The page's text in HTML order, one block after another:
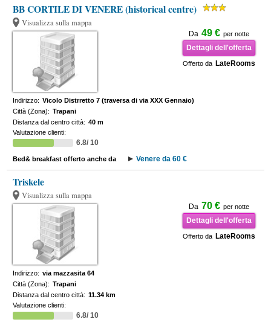
BB CORTILE DI VENERE (historical centre)
Visualizza sulla mappa
Da 49 € per notte
Dettagli dell'offerta
Offerto da LateRooms
Indirizzo: Vicolo Distrretto 7 (traversa di via XXX Gennaio)
Città (Zona): Trapani
Distanza dal centro città: 40 m
Valutazione clienti:
6.8/ 10
Bed& breakfast offerto anche da Venere da 60 €
Triskele
Visualizza sulla mappa
Da 70 € per notte
Dettagli dell'offerta
Offerto da LateRooms
Indirizzo: via mazzasita 64
Città (Zona): Trapani
Distanza dal centro città: 11.34 km
Valutazione clienti:
6.8/ 10